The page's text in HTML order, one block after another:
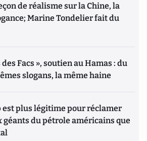
de réalisme sur la Chine, la
Marine Tondelier fait du
Facs », soutien au Hamas : du
slogans, la même haine
est plus légitime pour réclamer
géants du pétrole américains que